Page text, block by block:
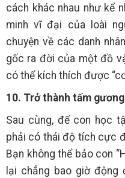
cách khác nhau như kể
minh vĩ đại của loài
chuyện về các danh
gốc ra đời của một đồ
có thể kích thích được
10. Trở thành tấm
Sau cùng, để con học
phải có thái độ tích cực
Bạn không thể bảo con
lại chẳng bao giờ